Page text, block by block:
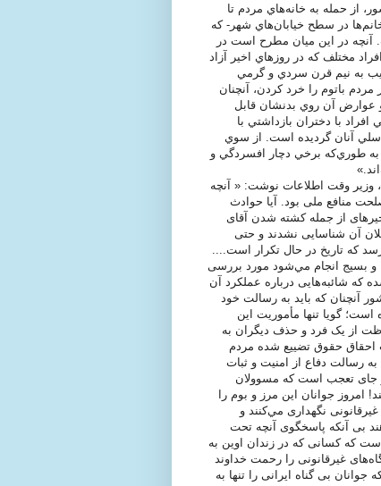
از حمله به خانه‌هاي مردم تا
در سطح خيابان‌هاي شهر- كه
آنچه در اين ميان مطرح است در
مختلف كه در روزهاي اخير آزاد
به نيم قرن سردي و گرمي
باتوم را خرد كردن، آنچنان
است و عوارض آن روي بدنشان قابل
با دختران بازداشتي با
آنان گرديده است. از سوي
به طوري‌كه برخي دچار افسردگي و
غلامحسین اژه ای، وزیر وقت اطلاعات نوشت: « آنچه
منافع ملی بود. آیا حوادث
از جمله کشته شدن آقای
آن شناسایی نشدند و حتی
که تاریخ در حال تکرار است....
و بسیج انجام مي‌شود مورد بررسی
که شائبه‌هایی درباره عملکرد آن
آنچنان که باید به رسالت خود
گویا تنها مأموریت این
از یک فرد و حذف دیگران به
احقاق حقوق تضییع شده مردم
رسالت دفاع از امنیت و ثبات
و جای تعجب است که مسوولان
امروز جوانان این مرز و بوم را
نگهداری مي‌کنند و
بی آنکه پاسخگوی آنچه تحت
که کسانی که در زندان اوین به
غیر‌قانونی را رحمت خداوند
بی گناه ایرانی را تنها به